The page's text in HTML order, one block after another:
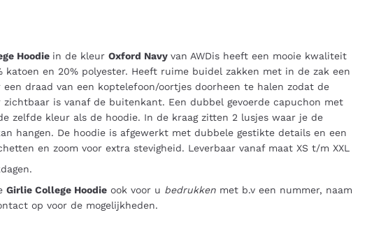
Hoodie in de kleur Oxford Navy van AWDis heeft een mooie kwaliteit
katoen en 20% polyester. Heeft ruime buidel zakken met in de zak een
een draad van een koptelefoon/oortjes doorheen te halen zodat de
is vanaf de buitenkant. Een dubbel gevoerde capuchon met
zelfde kleur als de hoodie. In de kraag zitten 2 lusjes waar je de
hangen. De hoodie is afgewerkt met dubbele gestikte details en een
en zoom voor extra stevigheid. Leverbaar vanaf maat XS t/m XXL
Girlie College Hoodieook voor u bedrukkenmet b.v een nummer, naam
op voor de mogelijkheden.